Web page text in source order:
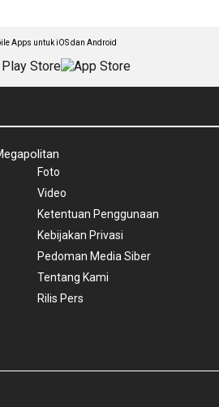
Apps untuk iOS dan Android
Foto
Video
Ketentuan Penggunaan
Kebijakan Privasi
Pedoman Media Siber
Tentang Kami
Rilis Pers